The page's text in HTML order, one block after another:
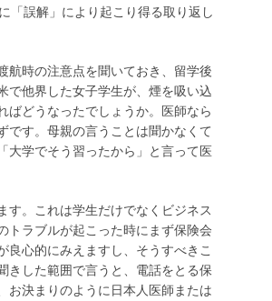
「誤解」により起こり得る取り返し
時の注意点を聞いておき、留学後
で他界した女子学生が、煙を吸い込
ばどうなったでしょうか。医師なら
です。母親の言うことは聞かなくて
大学でそう習ったから」と言って医
。これは学生だけでなくビジネス
トラブルが起こった時にまず保険会
心的にみえますし、そうすべきこ
きした範囲で言うと、電話をとる保
お決まりのように日本人医師または